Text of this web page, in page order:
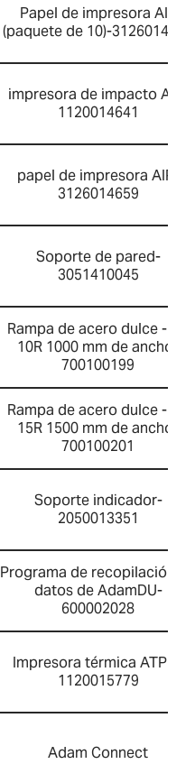
Papel de impresora AIP
(paquete de 10)-3126014660
impresora de impacto AIP-
1120014641
papel de impresora AIP-
3126014659
Soporte de pared-
3051410045
Rampa de acero dulce - PT
10R 1000 mm de ancho-
700100199
Rampa de acero dulce - PT
15R 1500 mm de ancho-
700100201
Soporte indicador-
2050013351
Programa de recopilación de
datos de AdamDU-
600002028
Impresora térmica ATP 2-
1120015779
Adam Connect